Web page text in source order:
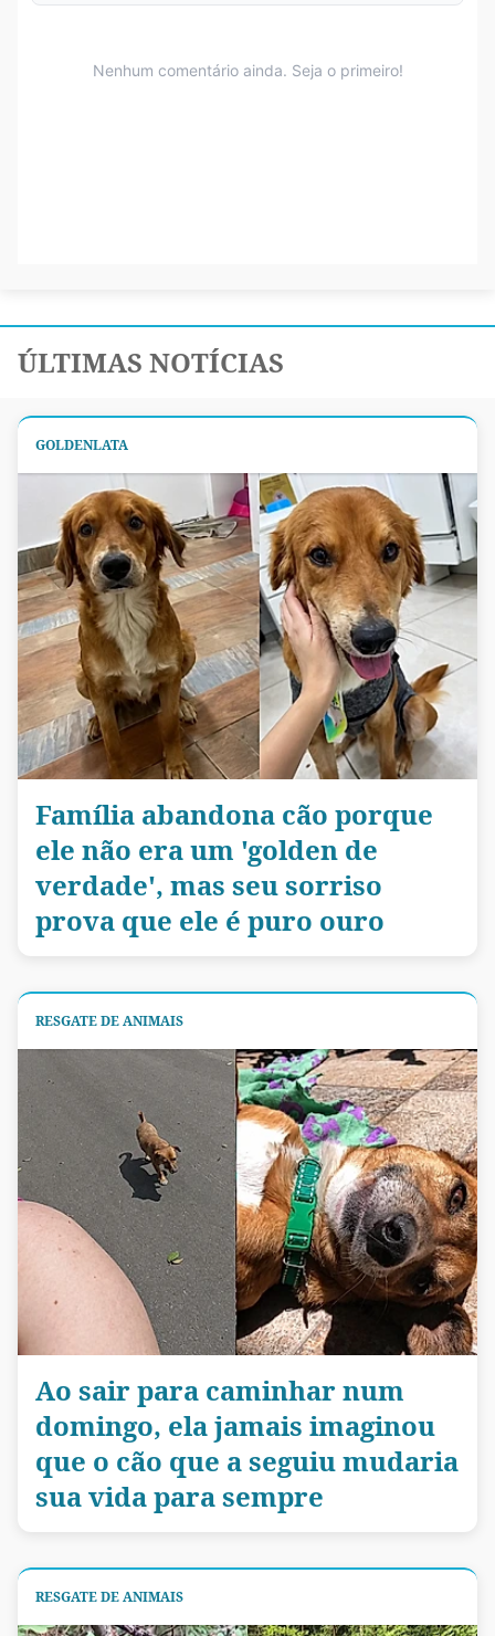
ÚLTIMAS NOTÍCIAS
GOLDENLATA
Família abandona cão porque
ele não era um 'golden de
verdade', mas seu sorriso
prova que ele é puro ouro
RESGATE DE ANIMAIS
Ao sair para caminhar num
domingo, ela jamais imaginou
que o cão que a seguiu mudaria
sua vida para sempre
RESGATE DE ANIMAIS